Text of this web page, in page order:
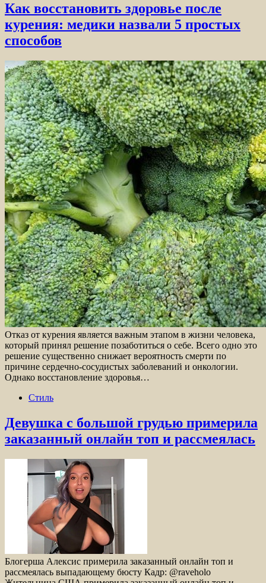
Как восстановить здоровье после
курения: медики назвали 5 простых
способов
Отказ от курения является важным этапом в жизни человека,
который принял решение позаботиться о себе. Всего одно это
решение существенно снижает вероятность смерти по
причине сердечно-сосудистых заболеваний и онкологии.
Однако восстановление здоровья…
Стиль
Девушка с большой грудью примерила
заказанный онлайн топ и рассмеялась
Блогерша Алексис примерила заказанный онлайн топ и
рассмеялась выпадающему бюсту Кадр: @raveholo